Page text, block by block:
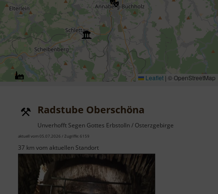
Leaflet | © OpenStreetMap
Radstube Oberschöna
Unverhofft Segen Gottes Erbstolln / Osterzgebirge
aktuell vom 05.07.2026 / Zugriffe: 6159
37 km vom aktuellen Standort